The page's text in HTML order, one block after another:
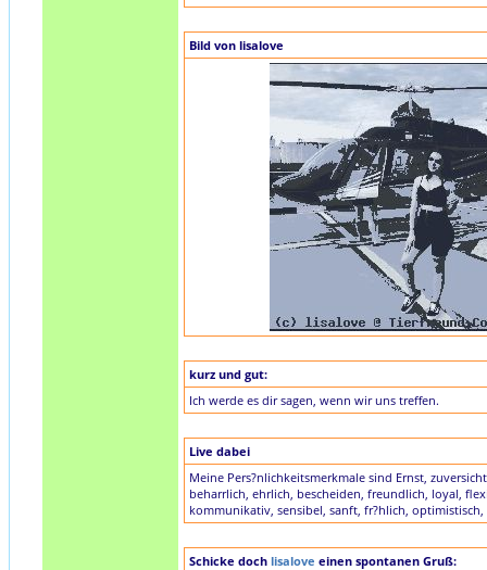
Bild von lisalove
kurz und gut:
Ich werde es dir sagen, wenn wir uns treffen.
Live dabei
Meine Pers?nlichkeitsmerkmale sind Ernst,
beharrlich, ehrlich, bescheiden, freundlich, loyal,
kommunikativ, sensibel, sanft, fr?hlich, optimistisch,
Schicke doch lisalove einen spontanen Gruß: